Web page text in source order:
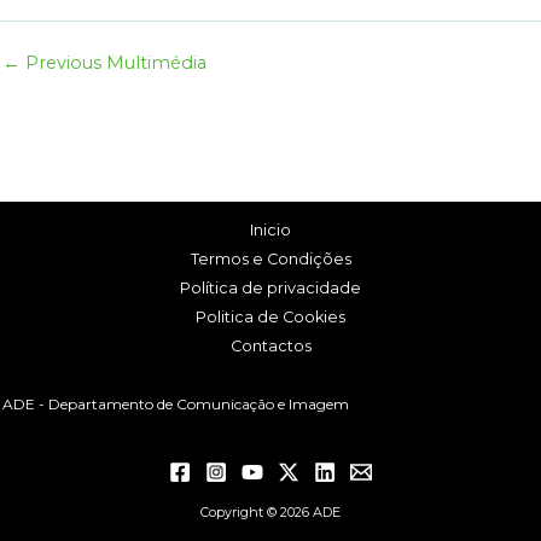
← Previous Multimédia
Inicio
Termos e Condições
Política de privacidade
Politica de Cookies
Contactos
ADE - Departamento de Comunicação e Imagem
Copyright © 2026 ADE